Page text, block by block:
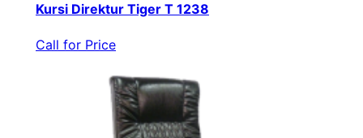
Kursi Direktur Tiger T 1238
Call for Price